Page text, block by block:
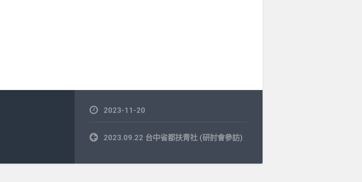
2023-11-20
文
章
覽
2023.09.22 台中省都扶青社 (研討會參訪)